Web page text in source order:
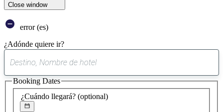
Close window
error (es)
¿Adónde quiere ir?
sugerencia
encontrada
¿Cuándo llegará? (optional)
Booking Dates